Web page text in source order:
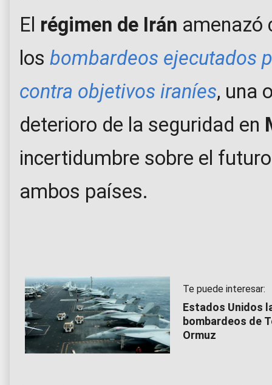
El régimen de Irán amenazó
los bombardeos ejecutados
contra objetivos iraníes, una
deterioro de la seguridad en
incertidumbre sobre el
ambos países.
Te puede interesar:
Estados Unidos
bombardeos de
Ormuz